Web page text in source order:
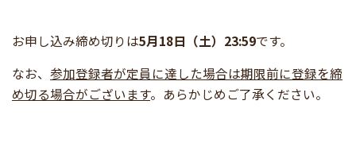
お申し込み締め切りは5月18日（土）23:59です。
なお、 参加登録者が定員に達した場合は期限前に登録を締
め切る場合がございます。あらかじめご了承ください。